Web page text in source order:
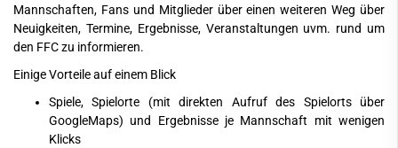
Mannschaften, Fans und Mitglieder über einen weiteren Weg über
Neuigkeiten, Termine, Ergebnisse, Veranstaltungen uvm. rund um
den FFC zu informieren.
Einige Vorteile auf einem Blick
Spiele, Spielorte (mit direkten Aufruf des Spielorts über
GoogleMaps) und Ergebnisse je Mannschaft mit wenigen
Klicks